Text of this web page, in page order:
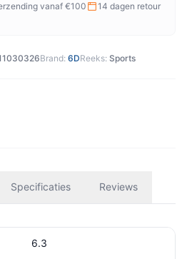
vanaf €100
14 dagen retour
Brand: 6DReeks: Sports
Specificaties Reviews
6.3